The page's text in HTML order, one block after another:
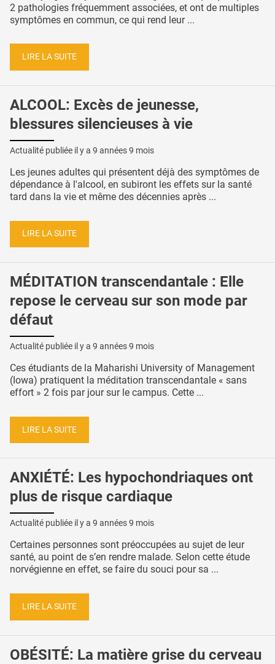
2 pathologies fréquemment associées, et ont de multiples
symptômes en commun, ce qui rend leur ...
LIRE LA SUITE
ALCOOL: Excès de jeunesse,
blessures silencieuses à vie
Actualité publiée il y a 9 années 9 mois
Les jeunes adultes qui présentent déjà des symptômes de
dépendance à l'alcool, en subiront les effets sur la santé
tard dans la vie et même des décennies après ...
LIRE LA SUITE
MÉDITATION transcendantale : Elle
repose le cerveau sur son mode par
défaut
Actualité publiée il y a 9 années 9 mois
Ces étudiants de la Maharishi University of Management
(Iowa) pratiquent la méditation transcendantale « sans
effort » 2 fois par jour sur le campus. Cette ...
LIRE LA SUITE
ANXIÉTÉ: Les hypochondriaques ont
plus de risque cardiaque
Actualité publiée il y a 9 années 9 mois
Certaines personnes sont préoccupées au sujet de leur
santé, au point de s’en rendre malade. Selon cette étude
norvégienne en effet, se faire du souci pour sa ...
LIRE LA SUITE
OBÉSITÉ: La matière grise du cerveau